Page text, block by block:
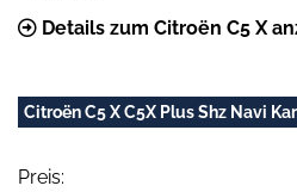
Details zum Citroën C5 X
Citroën C5 X C5X Plus Shz Navi
Preis: